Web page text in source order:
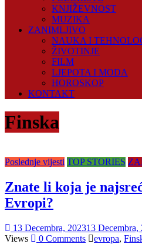
KNJIŽEVNOST
MUZIKA
ZANIMLJIVO
NAUKA I
ŽIVOTINJE
FILM
LJEPOTA I MODA
HOROSKOP
KONTAKT
Finska
Poslednje vijesti TOP STORIES
Znate li koja je
Evropi?
13 Decembra, 202313 Decembra,
Views
0 Comments evropa,